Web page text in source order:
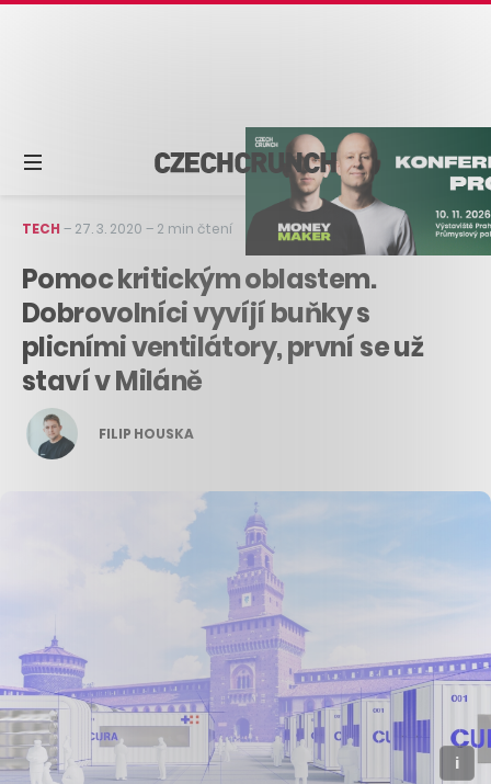
TECH – 27. 3. 2020 – 2 min čtení
Pomoc kritickým oblastem.
Dobrovolníci vyvíjí buňky s
plicními ventilátory, první se už
staví v Miláně
FILIP HOUSKA